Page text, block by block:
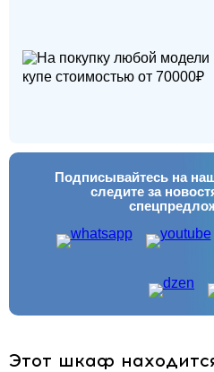
Подписывайтесь на
следите за
Этот шкаф